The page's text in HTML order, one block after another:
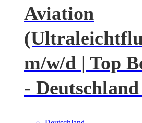
Aviation
m/w/d | Top
- Deutschland